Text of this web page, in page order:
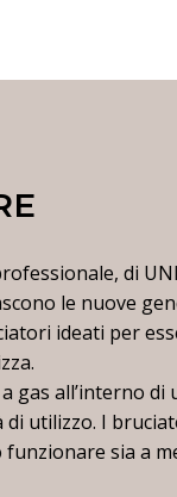
di
le nuove
ideati per
gas all’interno
utilizzo. I
sia a